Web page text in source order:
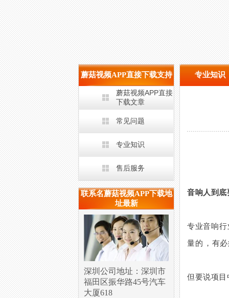
蘑菇视频APP直接下载支持
蘑菇视频APP直接
下载文章
常见问题
专业知识
售后服务
联系名蘑菇视频APP下载地
址最新
深圳公司地址：深圳市
福田区振华路45号汽车
大厦618
专业知识
音响人到底
专业音响行
量的，
但要说项目